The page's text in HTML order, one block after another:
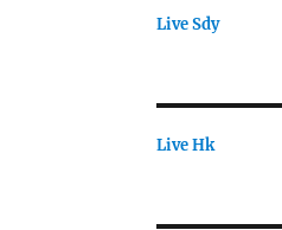
Live Sdy
Live Hk